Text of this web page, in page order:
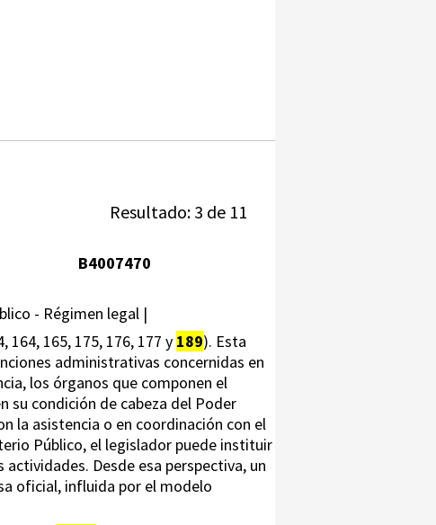
Resultado: 3 de 11
B4007470
- Régimen legal |
165, 175, 176, 177 y 189). Esta
administrativas concernidas en
los órganos que componen el
su condición de cabeza del Poder
la asistencia o en coordinación con el
Público, el legislador puede instituir
Desde esa perspectiva, un
oficial, influida por el modelo